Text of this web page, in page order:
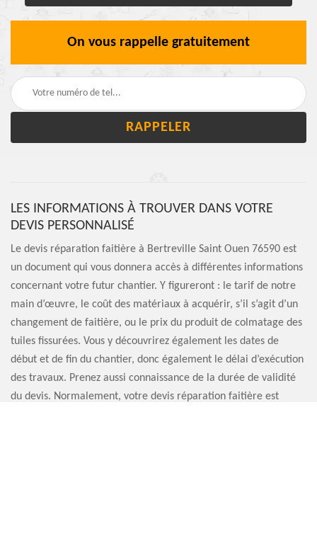
On vous rappelle gratuitement
LES INFORMATIONS À TROUVER DANS VOTRE
DEVIS PERSONNALISÉ
Le devis réparation faitière à Bertreville Saint Ouen 76590 est
un document qui vous donnera accès à différentes informations
concernant votre futur chantier. Y figureront : le tarif de notre
main d’œuvre, le coût des matériaux à acquérir, s’il s’agit d’un
changement de faitière, ou le prix du produit de colmatage des
tuiles fissurées. Vous y découvrirez également les dates de
début et de fin du chantier, donc également le délai d’exécution
des travaux. Prenez aussi connaissance de la durée de validité
du devis. Normalement, votre devis réparation faitière est